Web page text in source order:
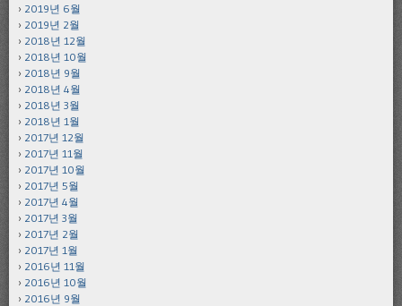
2019년 6월
2019년 2월
2018년 12월
2018년 10월
2018년 9월
2018년 4월
2018년 3월
2018년 1월
2017년 12월
2017년 11월
2017년 10월
2017년 5월
2017년 4월
2017년 3월
2017년 2월
2017년 1월
2016년 11월
2016년 10월
2016년 9월